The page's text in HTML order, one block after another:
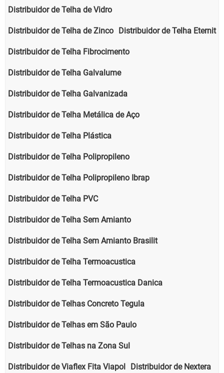
Distribuidor de Telha de Vidro
Distribuidor de Telha de Zinco Distribuidor de Telha Eternit
Distribuidor de Telha Fibrocimento
Distribuidor de Telha Galvalume
Distribuidor de Telha Galvanizada
Distribuidor de Telha Metálica de Aço
Distribuidor de Telha Plástica
Distribuidor de Telha Polipropileno
Distribuidor de Telha Polipropileno Ibrap
Distribuidor de Telha PVC
Distribuidor de Telha Sem Amianto
Distribuidor de Telha Sem Amianto Brasilit
Distribuidor de Telha Termoacustica
Distribuidor de Telha Termoacustica Danica
Distribuidor de Telhas Concreto Tegula
Distribuidor de Telhas em São Paulo
Distribuidor de Telhas na Zona Sul
Distribuidor de Viaflex Fita Viapol Distribuidor de Nextera